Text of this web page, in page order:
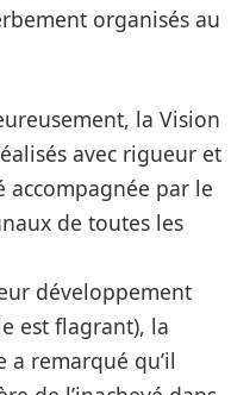
organisés au
la Vision
avec rigueur et
accompagnée par le
de toutes les
développement
est flagrant), la
a remarqué qu’il